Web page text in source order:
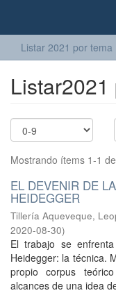
Listar 2021 por tema
Mostrando ítems 1-1
EL DEVENIR DE
HEIDEGGER
Tillería Aqueveque,
2020-08-30)
El trabajo se
Heidegger: la técnica.
propio corpus
alcances de una idea